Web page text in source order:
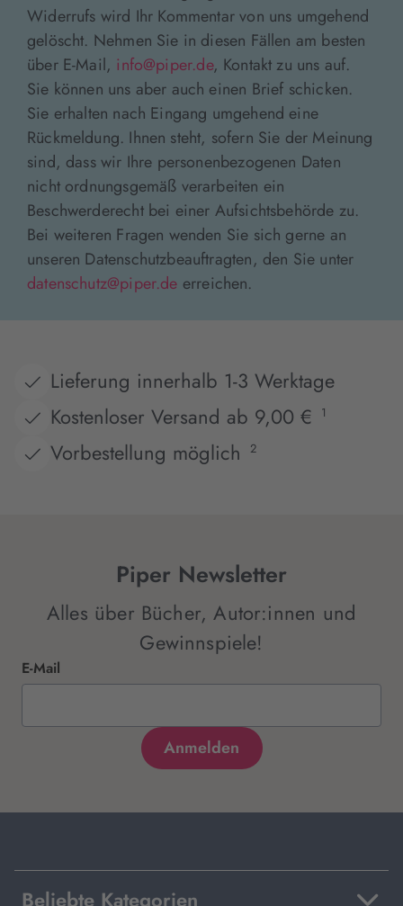
Widerrufs wird Ihr Kommentar von uns umgehend
gelöscht. Nehmen Sie in diesen Fällen am besten
über E-Mail, info@piper.de, Kontakt zu uns auf.
Sie können uns aber auch einen Brief schicken.
Sie erhalten nach Eingang umgehend eine
Rückmeldung. Ihnen steht, sofern Sie der Meinung
sind, dass wir Ihre personenbezogenen Daten
nicht ordnungsgemäß verarbeiten ein
Beschwerderecht bei einer Aufsichtsbehörde zu.
Bei weiteren Fragen wenden Sie sich gerne an
unseren Datenschutzbeauftragten, den Sie unter
datenschutz@piper.de erreichen.
Lieferung innerhalb 1-3 Werktage
Kostenloser Versand ab 9,00 €
1
Vorbestellung möglich 2
Piper Newsletter
Alles über Bücher, Autor:innen und
Gewinnspiele!
E-Mail
Beliebte Kategorien